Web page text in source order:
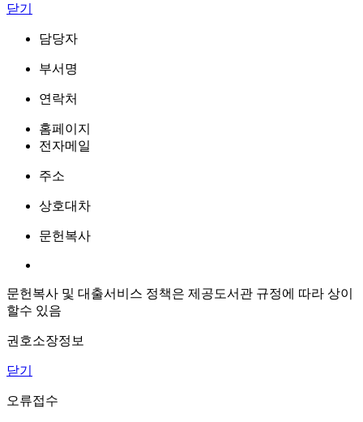
닫기
담당자
부서명
연락처
홈페이지
전자메일
주소
상호대차
문헌복사
문헌복사 및 대출서비스 정책은 제공도서관 규정에 따라 상이
할수 있음
권호소장정보
닫기
오류접수